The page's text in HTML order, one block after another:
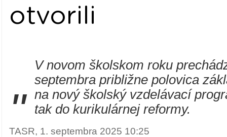
otvorili
"
V novom školskom roku
septembra približne polovica
na nový školský vzdelávací
tak do kurikulárnej reformy.
TASR, 1. septembra 2025 10:25